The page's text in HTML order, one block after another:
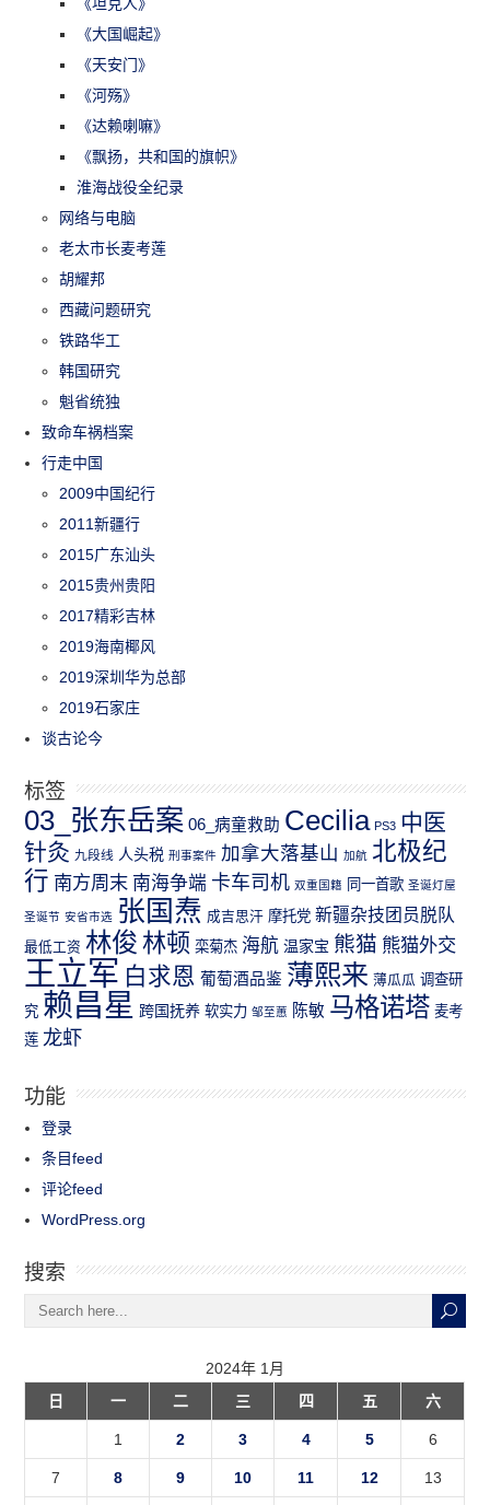
《大国崛起》
《天安门》
《河殇》
《达赖喇嘛》
《飘扬，共和国的旗帜》
淮海战役全纪录
网络与电脑
老太市长麦考莲
胡耀邦
西藏问题研究
铁路华工
韩国研究
魁省统独
致命车祸档案
行走中国
2009中国纪行
2011新疆行
2015广东汕头
2015贵州贵阳
2017精彩吉林
2019海南椰风
2019深圳华为总部
2019石家庄
谈古论今
标签
03_张东岳案 06_病童救助 Cecilia PS3 中医
针灸 九段线 人头税 刑事案件 加拿大落基山 加航 北极纪
行 南方周末 南海争端 卡车司机 双重国籍 同一首歌 圣诞灯屋
圣诞节 安省市选 张国焘 成吉思汗 摩托党 新疆杂技团员脱队
最低工资 林俊 林顿 栾菊杰 海航 温家宝 熊猫 熊猫外交
王立军 白求恩 葡萄酒品鉴 薄熙来 薄瓜瓜 调查研
究 赖昌星 跨国抚养 软实力 邹至蕙 陈敏 马格诺塔 麦考
莲 龙虾
功能
登录
条目feed
评论feed
WordPress.org
搜索
2024年 1月
日
一 二 三 四 五 六
1 2 3 4 5 6
7 8 9 10 11 12 13